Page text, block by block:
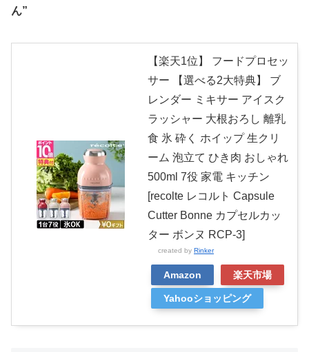
ん”
【楽天1位】 フードプロセッ
サー 【選べる2大特典】 ブ
レンダー ミキサー アイスク
ラッシャー 大根おろし 離乳
食 氷 砕く ホイップ 生クリ
ーム 泡立て ひき肉 おしゃれ
500ml 7役 家電 キッチン
[recolte レコルト Capsule
Cutter Bonne カプセルカッ
ター ボンヌ RCP-3]
created by Rinker
Amazon 楽天市場
Yahooショッピング